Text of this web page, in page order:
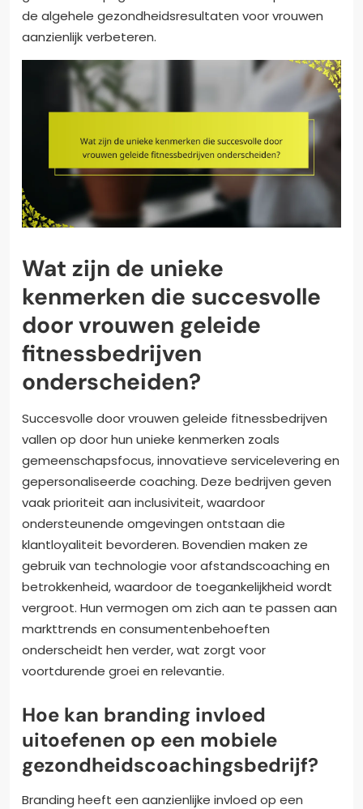
de algehele gezondheidsresultaten voor vrouwen
aanzienlijk verbeteren.
Wat zijn de unieke
kenmerken die succesvolle
door vrouwen geleide
fitnessbedrijven
onderscheiden?
Succesvolle door vrouwen geleide fitnessbedrijven
vallen op door hun unieke kenmerken zoals
gemeenschapsfocus, innovatieve servicelevering en
gepersonaliseerde coaching. Deze bedrijven geven
vaak prioriteit aan inclusiviteit, waardoor
ondersteunende omgevingen ontstaan die
klantloyaliteit bevorderen. Bovendien maken ze
gebruik van technologie voor afstandscoaching en
betrokkenheid, waardoor de toegankelijkheid wordt
vergroot. Hun vermogen om zich aan te passen aan
markttrends en consumentenbehoeften
onderscheidt hen verder, wat zorgt voor
voortdurende groei en relevantie.
Hoe kan branding invloed
uitoefenen op een mobiele
gezondheidscoachingsbedrijf?
Branding heeft een aanzienlijke invloed op een